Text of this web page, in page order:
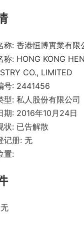
称: 香港恒博實業有限
称: HONG KONG
CO., LIMITED
号: 2441456
型: 私人股份有限公司
期: 2016年10月24日
状: 已告解散
记册: 无
置:
无